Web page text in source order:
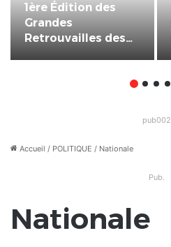
1ère Édition des
Grandes
Retrouvailles des
pub002
Accueil / POLITIQUE / Nationale
Pub.
Nationale